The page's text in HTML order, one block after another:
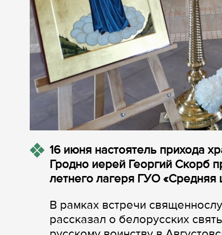
16 июня настоятель прихода
Гродно иерей Георгий Скорб
летнего лагеря ГУО
В рамках встречи
рассказал о белорусских